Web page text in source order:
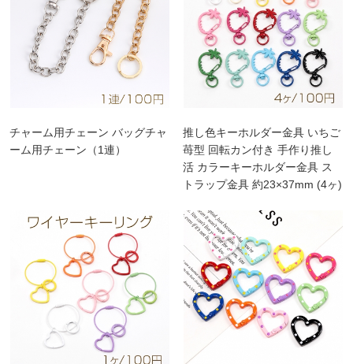
チャーム用チェーン バッグチャ
ーム用チェーン（1連）
推し色キーホルダー金具 いちご
苺型 回転カン付き 手作り推し
活 カラーキーホルダー金具 ス
トラップ金具 約23×37mm (4ヶ)